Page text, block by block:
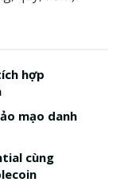
hợp
mạo danh
cùng